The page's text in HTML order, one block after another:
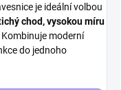
je ideální volbou
chod, vysokou míru
Kombinuje moderní
do jednoho